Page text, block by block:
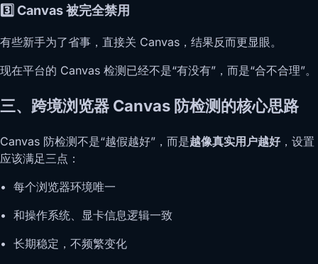
3️⃣ Canvas 被完全禁用
有些新手为了省事，直接关 Canvas，结果反而更显眼。
现在平台的 Canvas 检测已经不是“有没有”，而是“合不合理”。
三、跨境浏览器 Canvas 防检测的核心思路
Canvas 防检测不是“越假越好”，而是越像真实用户越好，设置
应该满足三点：
• 每个浏览器环境唯一
• 和操作系统、显卡信息逻辑一致
• 长期稳定，不频繁变化